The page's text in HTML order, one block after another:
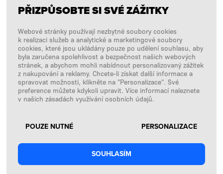
Facebook
Instagram
Copyright © 2026SFD S. A.
PLATBY ZPRACOVÁVÁ
PŘIZPŮSOBTE SI SVÉ ZÁŽITKY
Webové stránky používají nezbytné soubory cookies
k realizaci služeb a analytické a marketingové soubory
cookies, které jsou ukládány pouze po udělení souhlasu, aby
byla zaručena spolehlivost a bezpečnost našich webových
stránek, a abychom mohli nabídnout personalizovaný zážitek
z nakupování a reklamy. Chcete-li získat další informace a
spravovat možnosti, klikněte na "Personalizace". Své
preference můžete kdykoli upravit. Více informací naleznete
v našich zásadách využívání osobních údajů.
POUZE NUTNÉ PERSONALIZACE
SOUHLASÍM